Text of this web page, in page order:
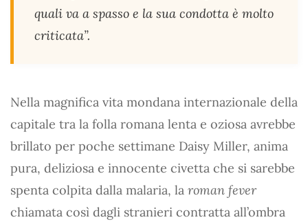
quali va a spasso e la sua condotta è molto
criticata”.
Nella magnifica vita mondana internazionale della
capitale tra la folla romana lenta e oziosa avrebbe
brillato per poche settimane Daisy Miller, anima
pura, deliziosa e innocente civetta che si sarebbe
spenta colpita dalla malaria, la roman fever
chiamata così dagli stranieri contratta all’ombra